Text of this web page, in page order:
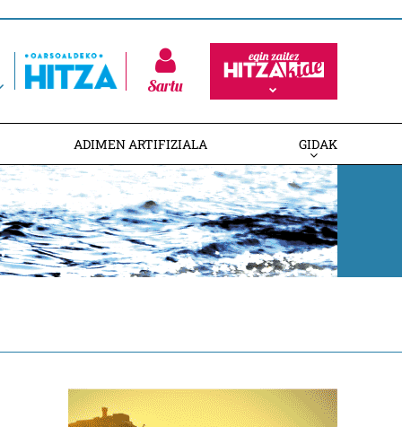
Sartu
ADIMEN ARTIFIZIALA GIDAK